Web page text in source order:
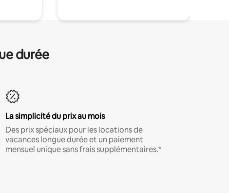
durée
La simplicité du prix au mois
Des prix spéciaux pour les locations de
vacances longue durée et un paiement
mensuel unique sans frais supplémentaires.*